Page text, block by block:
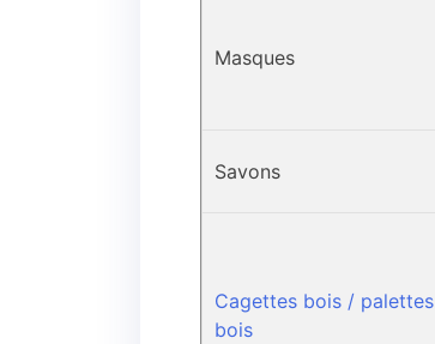
Masques
Savons
Cagettes bois / palettes
bois